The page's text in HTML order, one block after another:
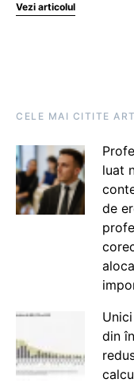
Vezi articolul
CELE MAI CITITE
luat
de
din